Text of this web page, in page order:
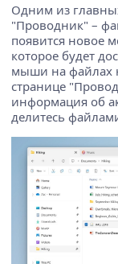
Одним из
"Проводник" –
появится новое
которое будет
мыши на файлах
странице
информация об
делитесь